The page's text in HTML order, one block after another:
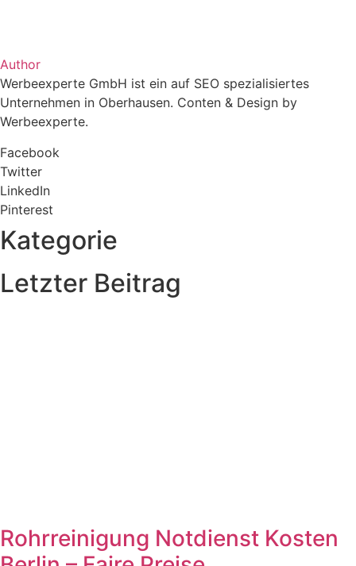
Author
Werbeexperte GmbH ist ein auf SEO spezialisiertes
Unternehmen in Oberhausen. Conten & Design by
Werbeexperte.
Facebook
Twitter
LinkedIn
Pinterest
Kategorie
Letzter Beitrag
Rohrreinigung Notdienst Kosten